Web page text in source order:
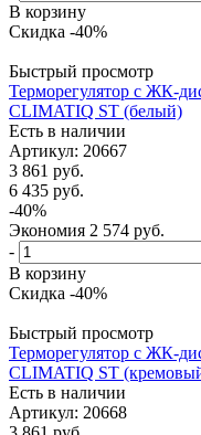
В корзину
Скидка -40%
Быстрый просмотр
Терморегулятор с ЖК-
CLIMATIQ ST (белый)
Есть в наличии
Артикул: 20667
3 861 руб.
6 435 руб.
-40%
Экономия 2 574 руб.
-
В корзину
Скидка -40%
Быстрый просмотр
Терморегулятор с ЖК-
CLIMATIQ ST
Есть в наличии
Артикул: 20668